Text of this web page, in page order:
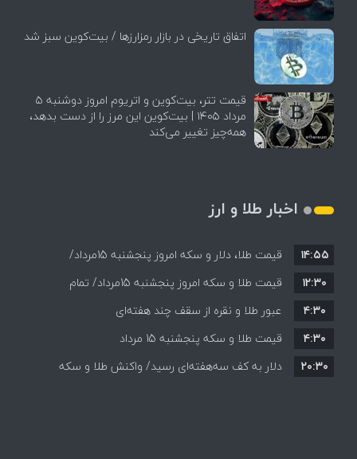
اتفاق تاریخی در بازار رمزارزها / بیت‌کوین سبز شد
قیمت تتر، بیت‌کوین و اتریوم امروز دوشنبه ۵
مرداد ۱۴۰۵ | بیت‌کوین این مرز را از دست بدهد،
همه‌چیز تغییر می‌کند
اخبار طلا و ارز
قیمت طلا، دلار و سکه امروز پنجشنبه 15مرداد/
افزایش قیمت ها + جدول
۱۴:۵۵
قیمت طلا و سکه امروز پنجشنبه 15مرداد/ تمام
قیمت ها بر مدار افزایش + جدول
۱۲:۳۰
عبور طلا و نقره از سقف چند هفته‌ای
۴:۳۰
قیمت طلا و سکه پنجشنبه 15 مرداد
۴:۳۰
دلار به کف سه‌هفته‌ای رسید/ واکنش طلا و سکه
۲۰:۳۰